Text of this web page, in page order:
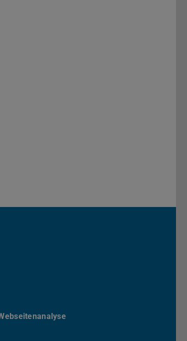
etitvon etit